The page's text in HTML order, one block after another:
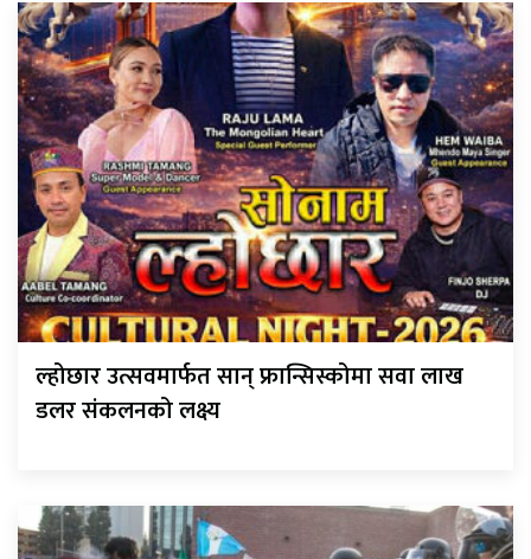
ल्होछार उत्सवमार्फत सान् फ्रान्सिस्कोमा सवा लाख
डलर संकलनको लक्ष्य